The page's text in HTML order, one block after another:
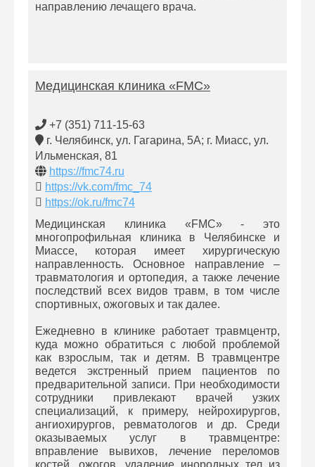
направлению лечащего врача.
Медицинская клиника «FMC»
+7 (351) 711-15-63
г. Челябинск, ул. Гагарина, 5А; г. Миасс, ул.
Ильменская, 81
https://fmc74.ru
https://vk.com/fmc_74
https://ok.ru/fmc74
Медицинская клиника «FMC» - это
многопрофильная клиника в Челябинске и
Миассе, которая имеет хирургическую
направленность. Основное направление –
травматология и ортопедия, а также лечение
последствий всех видов травм, в том числе
спортивных, ожоговых и так далее.
Ежедневно в клинике работает травмцентр,
куда можно обратиться с любой проблемой
как взрослым, так и детям. В травмцентре
ведется экстренный прием пациентов по
предварительной записи. При необходимости
сотрудники привлекают врачей узких
специализаций, к примеру, нейрохирургов,
ангиохирургов, ревматологов и др. Среди
оказываемых услуг в травмцентре:
вправление вывихов, лечение переломов
костей, ожогов, удаление инородных тел из